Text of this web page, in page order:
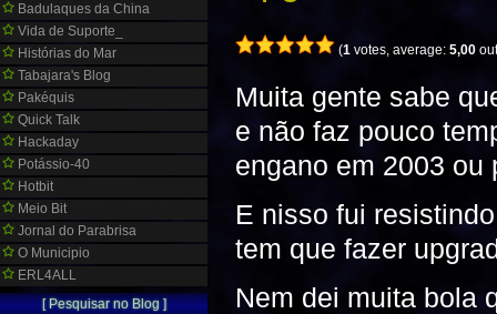
(1 votes, average:5,00
Muita gente sabe
e não faz pouco
engano em 2003 ou
E nisso fui
tem que fazer
Nem dei muita bola
Badulaques da China
Vida de Suporte_
Histórias do Mar
Tabajara's Blog
Pakéquis
Quick Talk
Hackaday
Potássio-40
Hotbit
Meio Bit
Jornal do Parabrisa
O Municipio
ERL4ALL
[ Pesquisar no Blog ]